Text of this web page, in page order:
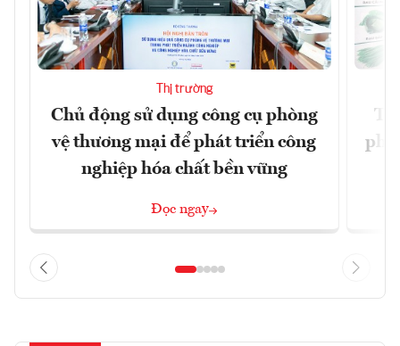
Thị trường
Chủ động sử dụng công cụ phòng
vệ thương mại để phát triển công
nghiệp hóa chất bền vững
Đọc ngay